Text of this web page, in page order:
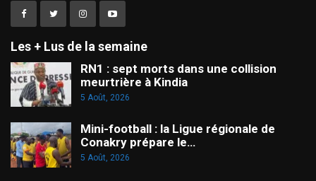
Les + Lus de la semaine
RN1 : sept morts dans une collision
meurtrière à Kindia
5 Août, 2026
Mini-football : la Ligue régionale de
Conakry prépare le…
5 Août, 2026